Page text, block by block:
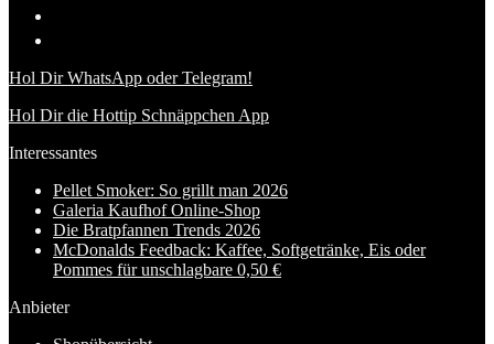
Hol Dir WhatsApp oder Telegram!
Hol Dir die Hottip Schnäppchen App
Interessantes
Pellet Smoker: So grillt man 2026
Galeria Kaufhof Online-Shop
Die Bratpfannen Trends 2026
McDonalds Feedback: Kaffee, Softgetränke, Eis oder
Pommes für unschlagbare 0,50 €
Anbieter